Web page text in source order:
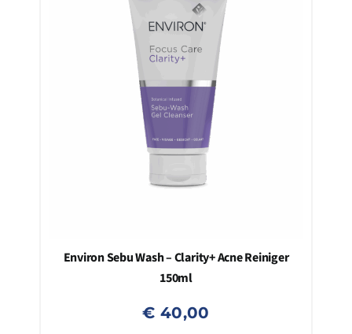
Environ Sebu Wash – Clarity+ Acne Reiniger
150ml
€ 40,00